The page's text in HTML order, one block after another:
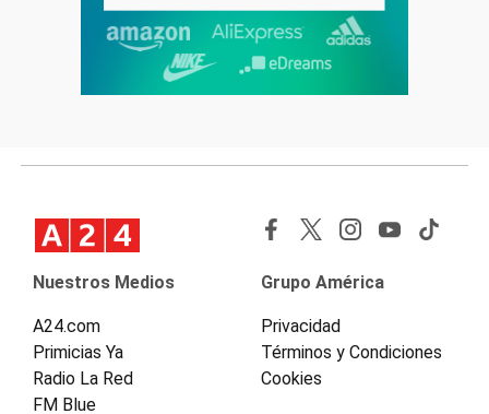
Nuestros Medios
A24.com
Primicias Ya
Radio La Red
FM Blue
Grupo América
Privacidad
Términos y Condiciones
Cookies